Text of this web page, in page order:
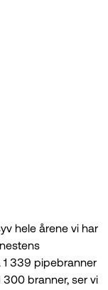
hele årene vi har
339 pipebranner
300 branner, ser vi